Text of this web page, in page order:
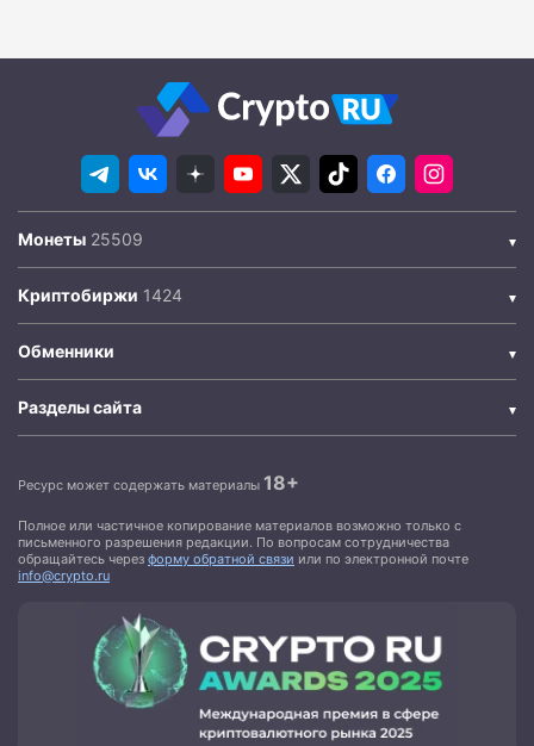
Монеты
Криптобиржи
Обменники
Разделы сайта
Ресурс может содержать материалы 18+
Полное или частичное копирование материалов возможно только с
письменного разрешения редакции. По вопросам сотрудничества
обращайтесь через форму обратной связи или по электронной почте
info@crypto.ru